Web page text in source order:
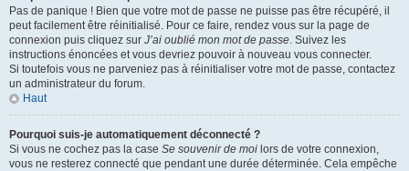
Pas de panique ! Bien que votre mot de passe ne puisse pas être récupéré, il
peut facilement être réinitialisé. Pour ce faire, rendez vous sur la page de
connexion puis cliquez sur J’ai oublié mon mot de passe. Suivez les
instructions énoncées et vous devriez pouvoir à nouveau vous connecter.
Si toutefois vous ne parveniez pas à réinitialiser votre mot de passe, contactez
un administrateur du forum.
Haut
Pourquoi suis-je automatiquement déconnecté ?
Si vous ne cochez pas la case Se souvenir de moi lors de votre connexion,
vous ne resterez connecté que pendant une durée déterminée. Cela empêche